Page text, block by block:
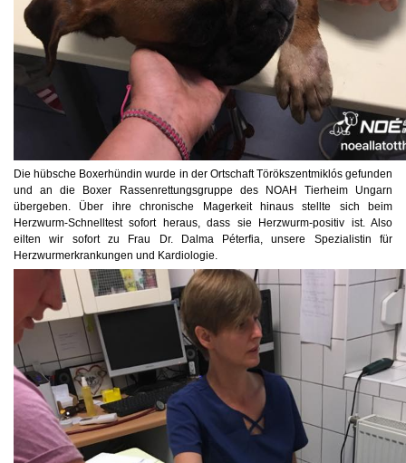
Die hübsche Boxerhündin wurde in der Ortschaft Törökszentmiklós gefunden
und an die Boxer Rassenrettungsgruppe des NOAH Tierheim Ungarn
übergeben. Über ihre chronische Magerkeit hinaus stellte sich beim
Herzwurm-Schnelltest sofort heraus, dass sie Herzwurm-positiv ist. Also
eilten wir sofort zu Frau Dr. Dalma Péterfia, unsere Spezialistin für
Herzwurmerkrankungen und Kardiologie.